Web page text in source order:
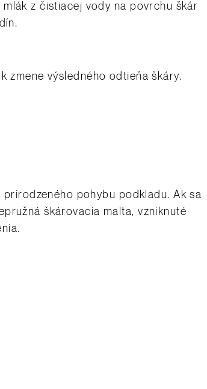
z čistiacej vody na povrchu škár
zmene výsledného odtieňa škáry.
pohybu podkladu. Ak sa
škárovacia malta, vzniknuté